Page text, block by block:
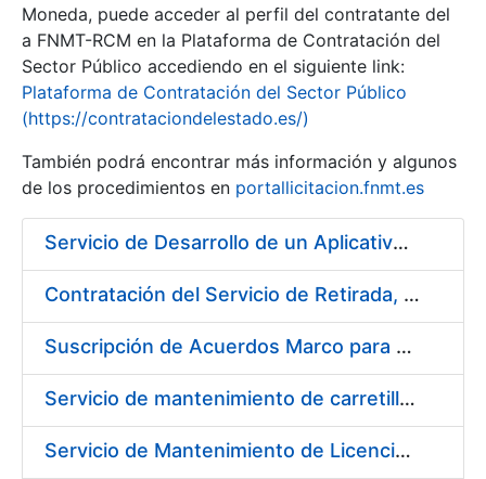
Mostra/Amaga
Moneda, puede acceder al perfil del contratante del
a FNMT-RCM en la Plataforma de Contratación del
Sector Público accediendo en el siguiente link:
Plataforma de Contratación del Sector Público
(https://contrataciondelestado.es/)
También podrá encontrar más información y algunos
de los procedimientos en portallicitacion.fnmt.es
Servicio de Desarrollo de un Aplicativo para la Generación de Claves
Contratación del Servicio de Retirada, Transporte y Gestión de Briquetas en Fábrica de Papel de Burgos
Suscripción de Acuerdos Marco para el Suministro de Material de Electrónica e Informática
Servicio de mantenimiento de carretillas transportadoras - elevadoras para la FNMT-RCM
Servicio de Mantenimiento de Licencias Liferay